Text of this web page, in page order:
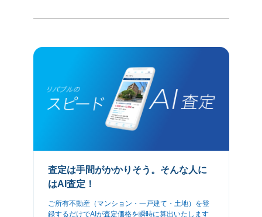
査定は手間がかかりそう。そんな人に
はAI査定！
ご所有不動産（マンション・一戸建て・土地）を登
録するだけでAIが査定価格を瞬時に算出いたします